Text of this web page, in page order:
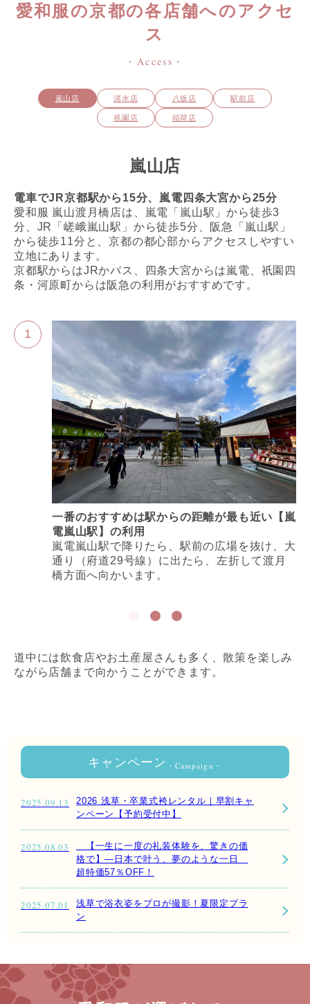
愛和服の京都の各店舗へのアクセ
ス
・Access・
嵐山店 清水店 八坂店 駅前店
祇園店 稲荷店
嵐山店
電車でJR京都駅から15分、嵐電四条大宮から25分
愛和服 嵐山渡月橋店は、嵐電「嵐山駅」から徒歩3
分、JR「嵯峨嵐山駅」から徒歩5分、阪急「嵐山駅」
から徒歩11分と、京都の都心部からアクセスしやすい
立地にあります。
京都駅からはJRかバス、四条大宮からは嵐電、祇園四
条・河原町からは阪急の利用がおすすめです。
一番のおすすめは駅からの距離が最も近い【嵐
電嵐山駅】の利用
嵐電嵐山駅で降りたら、駅前の広場を抜け、大
通り（府道29号線）に出たら、左折して渡月
橋方面へ向かいます。
道中には飲食店やお土産屋さんも多く、散策を楽しみ
ながら店舗まで向かうことができます。
キャンペーン ・Campaign・
2025.09.13
2026 浅草・卒業式袴レンタル｜早割キャ
ンペーン【予約受付中】
2025.08.03
【一生に一度の礼装体験を、驚きの価
格で】—日本で叶う、夢のような一日
超特価57％OFF！
2025.07.01
浅草で浴衣姿をプロが撮影！夏限定プラ
ン